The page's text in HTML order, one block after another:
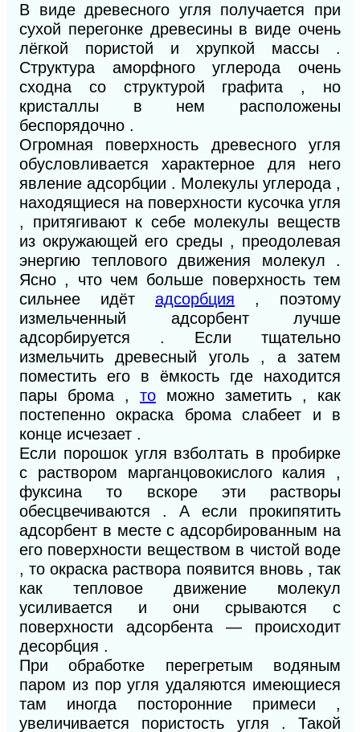
В виде древесного угля получается при
сухой перегонке древесины в виде очень
лёгкой пористой и хрупкой массы .
Структура аморфного углерода очень
сходна со структурой графита , но
кристаллы в нем расположены
беспорядочно .
Огромная поверхность древесного угля
обусловливается характерное для него
явление адсорбции . Молекулы углерода ,
находящиеся на поверхности кусочка угля
, притягивают к себе молекулы веществ
из окружающей его среды , преодолевая
энергию теплового движения молекул .
Ясно , что чем больше поверхность тем
сильнее идёт адсорбция , поэтому
измельченный адсорбент лучше
адсорбируется . Если тщательно
измельчить древесный уголь , а затем
поместить его в ёмкость где находится
пары брома , то можно заметить , как
постепенно окраска брома слабеет и в
конце исчезает .
Если порошок угля взболтать в пробирке
с раствором марганцовокислого калия ,
фуксина то вскоре эти растворы
обесцвечиваются . А если прокипятить
адсорбент в месте с адсорбированным на
его поверхности веществом в чистой воде
, то окраска раствора появится вновь , так
как тепловое движение молекул
усиливается и они срываются с
поверхности адсорбента — происходит
десорбция .
При обработке перегретым водяным
паром из пор угля удаляются имеющиеся
там иногда посторонние примеси ,
увеличивается пористость угля . Такой